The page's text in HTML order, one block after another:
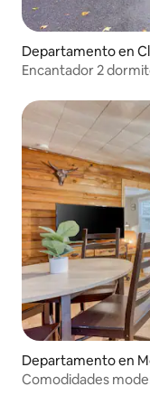
Departamento en
Encantador 2
Departamento en
Comodidades